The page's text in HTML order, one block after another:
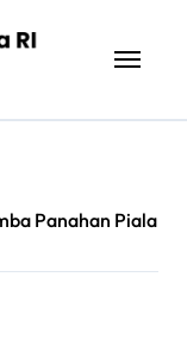
Panahan Piala